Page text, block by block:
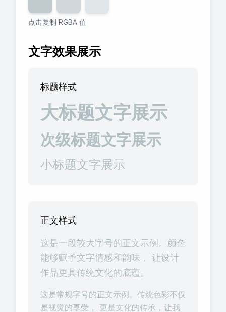
点击复制 RGBA 值
文字效果展示
标题样式
大标题文字展示
次级标题文字展示
小标题文字展示
正文样式
这是一段较大字号的正文示例。颜色
能够赋予文字情感和韵味， 让设计
作品更具传统文化的底蕴。
这是常规字号的正文示例。传统色彩不仅
是视觉的享受， 更是文化的传承，让我